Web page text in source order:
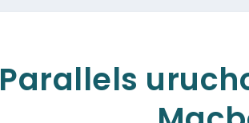
Parallels